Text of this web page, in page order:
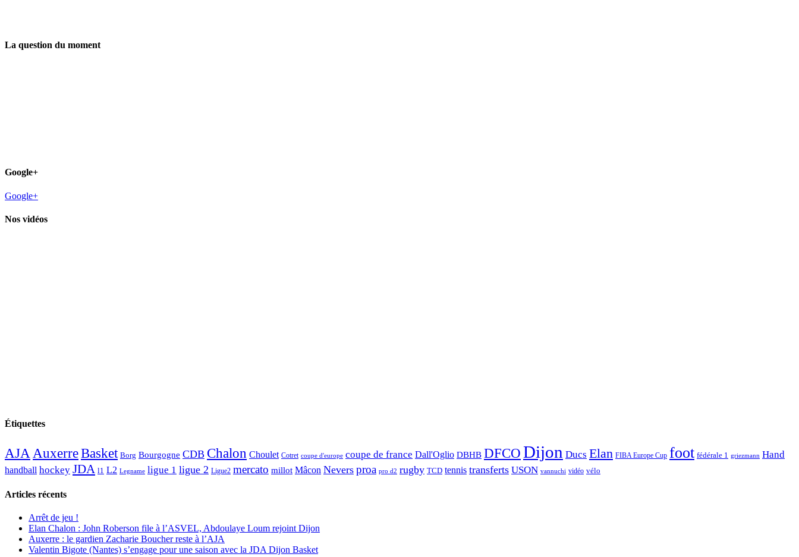
La question du moment
Google+
Google+
Nos vidéos
Étiquettes
AJA AuxerreBasket Borg Bourgogne CDB Chalon Choulet Cotret coupe d'europe coupe de france Dall'Oglio DBHB DFCODijon Ducs Elan FIBA Europe Cup foot fédérale 1 griezmann Hand
handball hockey JDA l1 L2 Legname ligue 1 ligue 2 Ligue2 mercato millot Mâcon Nevers proa pro d2 rugby TCD tennis transferts USON vannuchi vidéo vélo
Articles récents
Arrêt de jeu !
Elan Chalon : John Roberson file à l’ASVEL, Abdoulaye Loum rejoint Dijon
Auxerre : le gardien Zacharie Boucher reste à l’AJA
Valentin Bigote (Nantes) s’engage pour une saison avec la JDA Dijon Basket